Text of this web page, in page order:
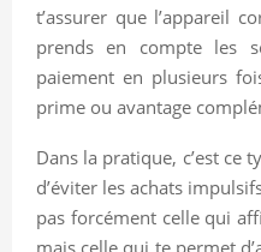
t’assurer que l’appareil
prends en compte les
paiement en plusieurs
prime ou avantage
Dans la pratique, c’est ce
d’éviter les achats
pas forcément celle qui
mais celle qui te permet